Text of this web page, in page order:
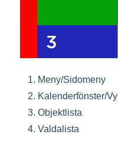
Meny/Sidomeny
Kalenderfönster/Vy
Objektlista
Valdalista